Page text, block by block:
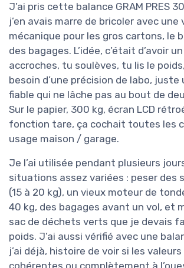
J’ai pris cette balance GRAM PRES
j’en avais marre de bricoler avec une
mécanique pour les gros cartons, le
des bagages. L’idée, c’était d’avoir
accroches, tu soulèves, tu lis le
besoin d’une précision de labo, juste
fiable qui ne lâche pas au bout de
Sur le papier, 300 kg, écran LCD
fonction tare, ça cochait toutes les
usage maison / garage.
Je l’ai utilisée pendant plusieurs
situations assez variées : peser des
(15 à 20 kg), un vieux moteur de
40 kg, des bagages avant un vol, et
sac de déchets verts que je devais
poids. J’ai aussi vérifié avec une
j’ai déjà, histoire de voir si les